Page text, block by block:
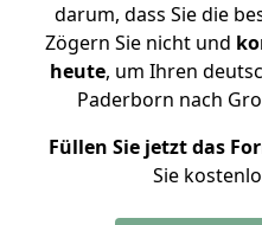
darum, dass Sie die
Zögern Sie nicht und
heute, um Ihren
Paderborn nach
Füllen Sie jetzt das
Sie